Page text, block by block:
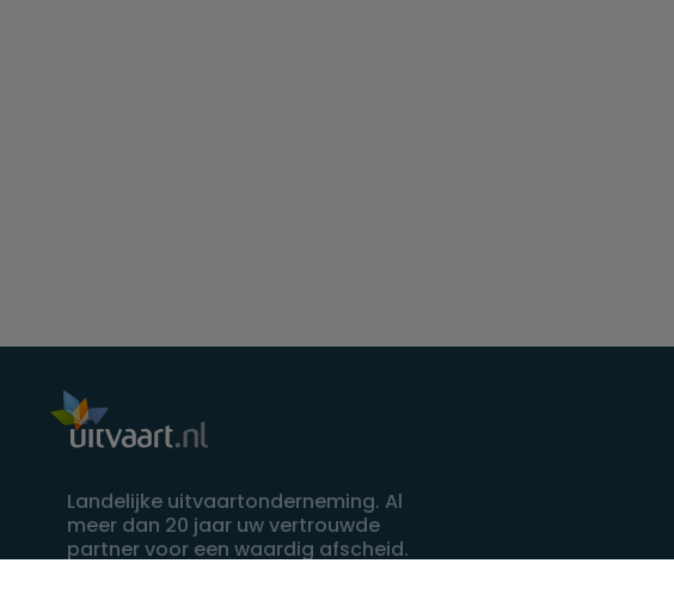
Landelijke uitvaartonderneming. Al
meer dan 20 jaar uw vertrouwde
partner voor een waardig afscheid.